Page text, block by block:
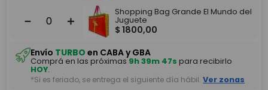
＋
－
Shopping Bag Grande El Mundo del
Juguete
$ 1800,00
Envío TURBO en CABA y GBA
Comprá en las próximas9h 39m 47s para recibirlo
HOY.
*Si es feriado, se entrega el siguiente día hábil. Ver zonas